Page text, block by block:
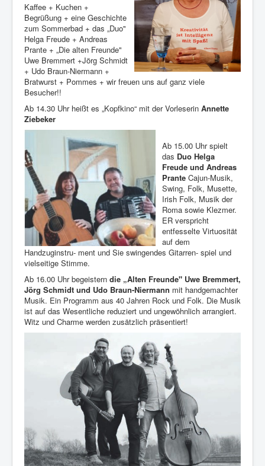
Kaffee + Kuchen +
Begrüßung + eine Geschichte
zum Sommerbad + das „Duo"
Helga Freude + Andreas
Prante + „Die alten Freunde"
Uwe Bremmert +Jörg Schmidt
+ Udo Braun-Niermann +
Bratwurst + Pommes + wir freuen uns auf ganz viele
Besucher!!
Ab 14.30 Uhr heißt es „Kopfkino“ mit der Vorleserin Annette
Ziebeker
Ab 15.00 Uhr spielt
das Duo Helga
Freude und Andreas
Prante Cajun-Musik,
Swing, Folk, Musette,
Irish Folk, Musik der
Roma sowie Klezmer.
ER verspricht
entfesselte Virtuosität
auf dem
Handzuginstru- ment und Sie swingendes Gitarren- spiel und
vielseitige Stimme.
Ab 16.00 Uhr begeistern die „Alten Freunde" Uwe Bremmert,
Jörg Schmidt und Udo Braun-Niermann mit handgemachter
Musik. Ein Programm aus 40 Jahren Rock und Folk. Die Musik
ist auf das Wesentliche reduziert und ungewöhnlich arrangiert.
Witz und Charme werden zusätzlich präsentiert!